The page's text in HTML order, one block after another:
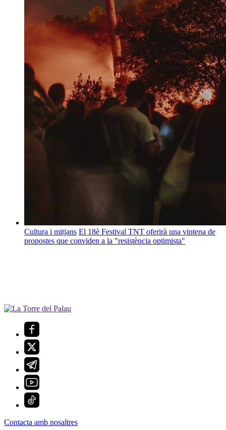
Cultura i mitjans El 18è Festival TNT oferirà una vintena de
propostes que conviden a la "resistència optimista"
Contacta amb nosaltres